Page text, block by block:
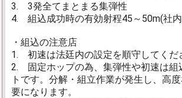
3. 3発全てまとまる集弾性
4. 組込成功時の有効射程45～50m(社
・組込の注意店
1. 初速は法廷内の設定を順守してくだ
2. 固定ホップの為、集弾性や初速は組
トです。分解・組立作業が発生し、高
要になります。